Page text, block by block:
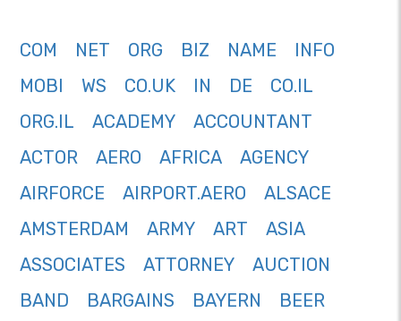
COM NET ORG BIZ NAME
INFO
MOBI
WS CO.UK IN DE
CO.IL
ORG.IL
ACADEMY
ACCOUNTANT
ACTOR
AERO AFRICA
AGENCY
AIRFORCE
AIRPORT.AERO
ALSACE
AMSTERDAM
ARMY ART
ASIA
ASSOCIATES
ATTORNEY
AUCTION
BAND
BARGAINS BAYERN
BEER